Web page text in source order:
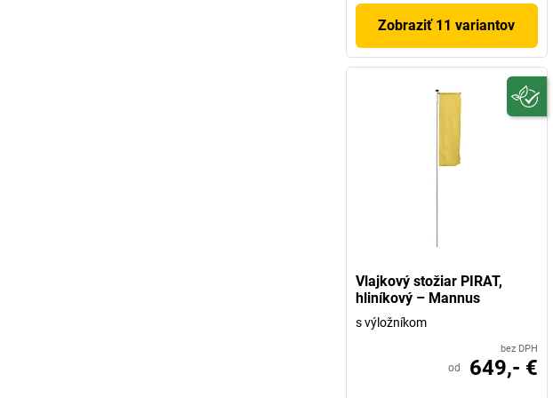
Zobraziť 11 variantov
Vlajkový stožiar PIRAT,
hliníkový – Mannus
s výložníkom
bez DPH
od 649,- €